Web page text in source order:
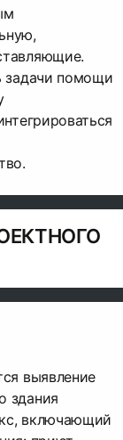
задачи помощи
выявление
здания
включающий